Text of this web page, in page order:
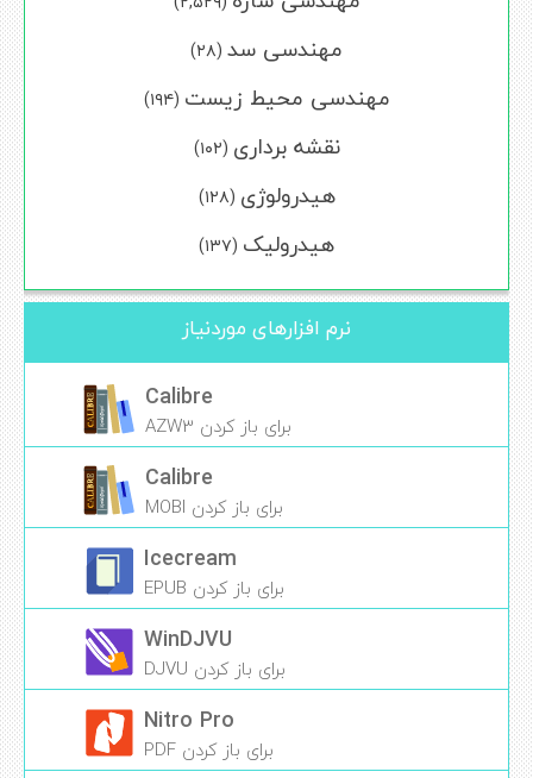
مهندسی سد (۲۸)
مهندسی محیط زیست (۱۹۴)
نقشه برداری (۱۰۲)
هیدرولوژی (۱۲۸)
هیدرولیک (۱۳۷)
نرم افزارهای موردنیاز
Calibre
برای باز کردن AZW3
Calibre
برای باز کردن MOBI
Icecream
برای باز کردن EPUB
WinDJVU
برای باز کردن DJVU
Nitro Pro
برای باز کردن PDF